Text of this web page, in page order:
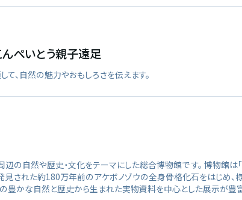
ぺいとう親子遠足
、自然の魅力やおもしろさを伝えます。
の自然や歴史・文化をテーマにした総合博物館で す。 博物館
見された約180万年前のアケボノゾウの全身骨格化石をはじめ
豊かな自然と歴史から生まれた実物資料を中心とした展示が豊富